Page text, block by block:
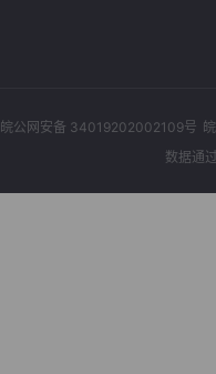
皖公网安备 34019202002109号
数据通